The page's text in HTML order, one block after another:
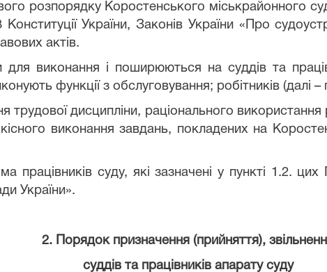
розпорядку Коростенського міськрайонного
України, Законів України «Про
актів.
виконання і поширюються на суддів та
функції з обслуговування; робітників (далі
дисципліни, раціонального використання
виконання завдань, покладених на
працівників суду, які зазначені у пункті 1.2.
України».
2. Порядок призначення (прийняття),
суддів та працівників апарату суду